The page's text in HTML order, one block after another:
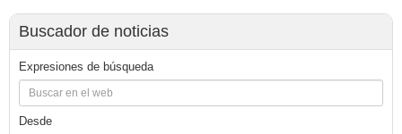
Buscador de noticias
Expresiones de búsqueda
Desde